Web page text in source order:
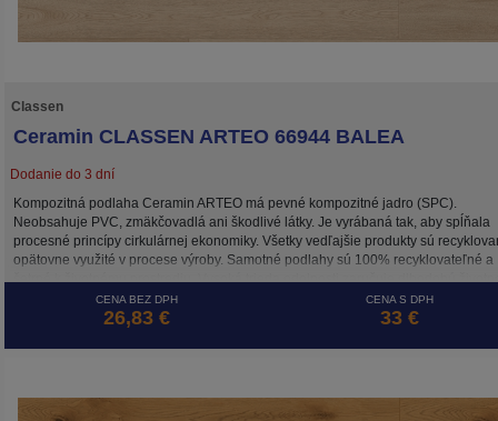
Classen
Ceramin CLASSEN ARTEO 66944 BALEA
Dodanie do 3 dní
Kompozitná podlaha Ceramin ARTEO má pevné kompozitné jadro (SPC).
Neobsahuje PVC, zmäkčovadlá ani škodlivé látky. Je vyrábaná tak, aby spĺňala
procesné princípy cirkulárnej ekonomiky. Všetky vedľajšie produkty sú
opätovne využité v procese výroby. Samotné podlahy sú 100% recyklovateľné a
šetrné k životnému prostrediu. Vysoká trieda odolnosti zaručuje dlhodobú
a to aj pri záťaži v komerčne využívaných priestoroch.
CENA BEZ DPH
26,83 €
CENA S DPH
33 €